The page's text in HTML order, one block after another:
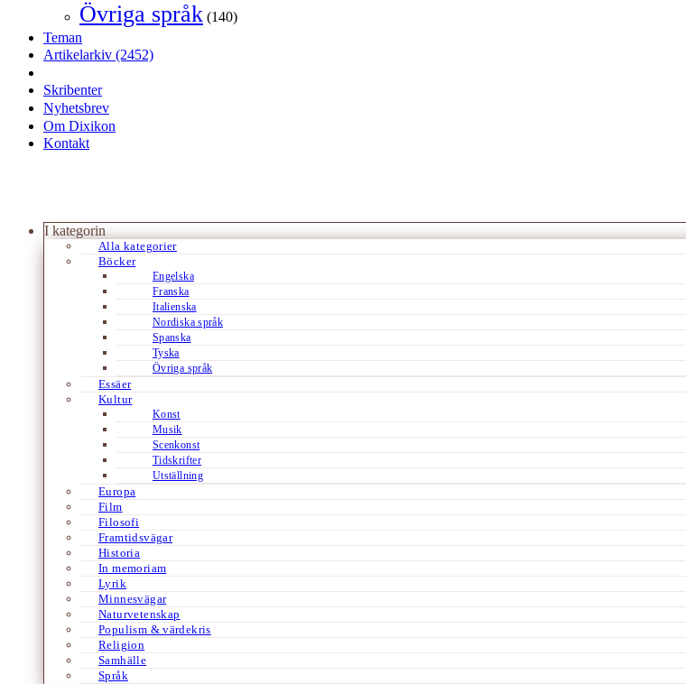
Övriga språk (140)
Teman
Artikelarkiv (2452)
Skribenter
Nyhetsbrev
Om Dixikon
Kontakt
I kategorin
Alla kategorier
Böcker
Engelska
Franska
Italienska
Nordiska språk
Spanska
Tyska
Övriga språk
Essäer
Kultur
Konst
Musik
Scenkonst
Tidskrifter
Utställning
Europa
Film
Filosofi
Framtidsvägar
Historia
In memoriam
Lyrik
Minnesvägar
Naturvetenskap
Populism & värdekris
Religion
Samhälle
Språk